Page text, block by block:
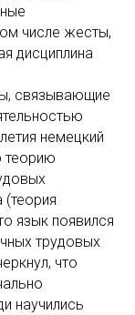
числе жесты,
дисциплина
связывающие
немецкий
теорию
(теория
язык появился
трудовых
что
научились